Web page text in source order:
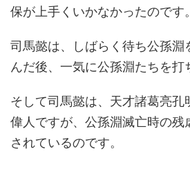
保が上手くいかなかったのです。
司馬懿は、しばらく待ち公孫淵
んだ後、一気に公孫淵たちを打
そして司馬懿は、天才諸葛亮孔
偉人ですが、公孫淵滅亡時の残
されているのです。